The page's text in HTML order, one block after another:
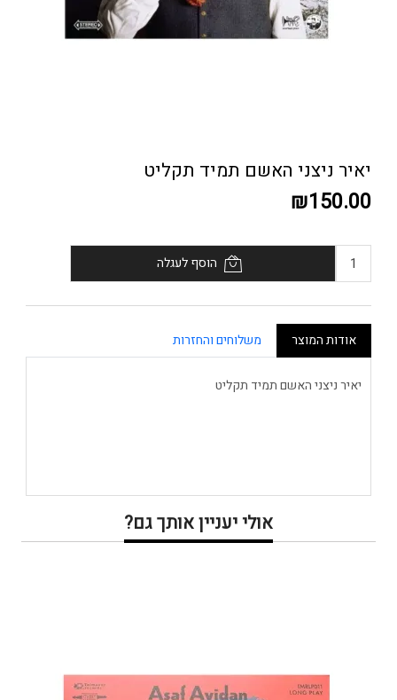
יאיר ניצני האשם תמיד תקליט
₪150.00
הוסף לעגלה
אודות המוצר משלוחים והחזרות
יאיר ניצני האשם תמיד תקליט
אולי יעניין אותך גם?